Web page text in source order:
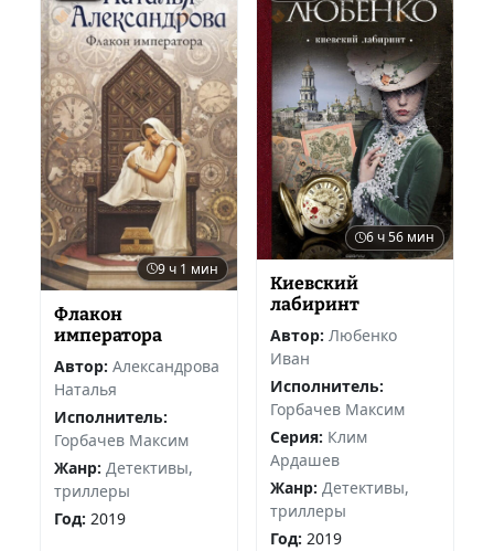
9 ч 1 мин
Флакон
императора
Автор: Александрова
Наталья
Исполнитель:
Горбачев Максим
Жанр: Детективы,
триллеры
Год: 2019
6 ч 56 мин
Киевский
лабиринт
Автор: Любенко
Иван
Исполнитель:
Горбачев Максим
Серия: Клим
Ардашев
Жанр: Детективы,
триллеры
Год: 2019